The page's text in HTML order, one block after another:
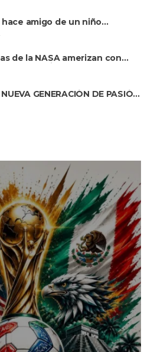
hace amigo de un niño
años llamado ......
de la NASA amerizan con
del primer ......
GENERACIÓN DE PASIÓN